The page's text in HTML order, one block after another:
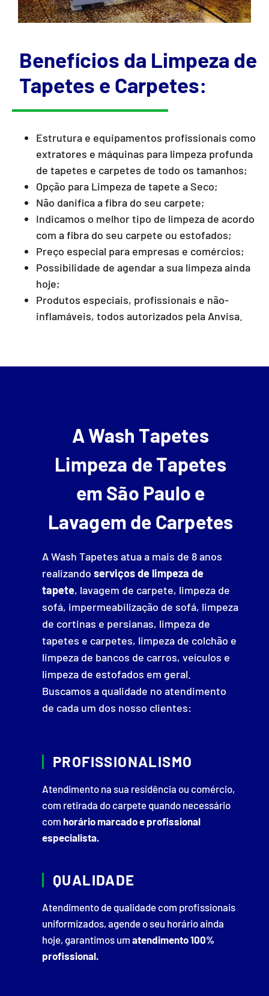
Benefícios da Limpeza de
Tapetes e Carpetes:
Estrutura e equipamentos profissionais como
extratores e máquinas para limpeza profunda
de tapetes e carpetes de todo os tamanhos;
Opção para Limpeza de tapete a Seco;
Não danifica a fibra do seu carpete;
Indicamos o melhor tipo de limpeza de acordo
com a fibra do seu carpete ou estofados;
Preço especial para empresas e comércios;
Possibilidade de agendar a sua limpeza ainda
hoje;
Produtos especiais, profissionais e não-
inflamáveis, todos autorizados pela Anvisa.
A Wash Tapetes
Limpeza de Tapetes
em São Paulo e
Lavagem de Carpetes
A Wash Tapetes atua a mais de 8 anos
realizando serviços de limpeza de
tapete, lavagem de carpete, limpeza de
sofá, impermeabilização de sofá, limpeza
de cortinas e persianas, limpeza de
tapetes e carpetes, limpeza de colchão e
limpeza de bancos de carros, veículos e
limpeza de estofados em geral.
Buscamos a qualidade no atendimento
de cada um dos nosso clientes:
PROFISSIONALISMO
Atendimento na sua residência ou comércio,
com retirada do carpete quando necessário
com horário marcado e profissional
especialista.
QUALIDADE
Atendimento de qualidade com profissionais
uniformizados, agende o seu horário ainda
hoje, garantimos um atendimento 100%
profissional.